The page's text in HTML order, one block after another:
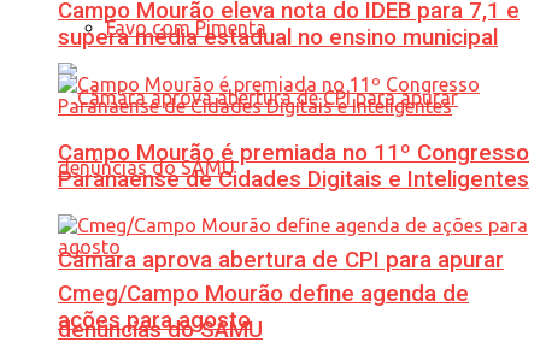
Favo com Pimenta
Câmara aprova abertura de CPI para apurar
denúncias do SAMU
Campo Mourão eleva nota do IDEB para 7,1 e
supera média estadual no ensino municipal
Campo Mourão é premiada no 11º Congresso
Paranaense de Cidades Digitais e Inteligentes
Cmeg/Campo Mourão define agenda de
ações para agosto